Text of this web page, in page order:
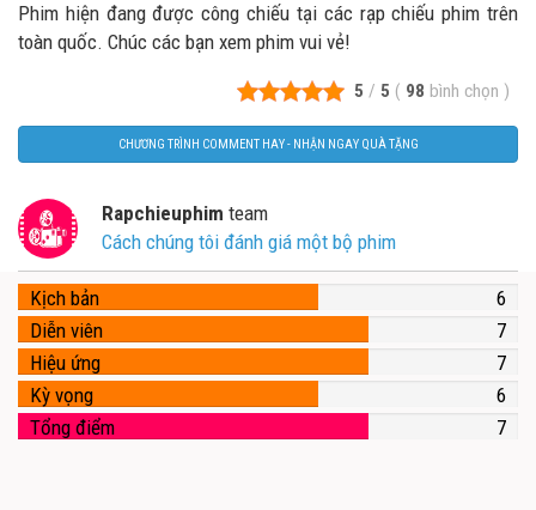
Phim hiện đang được công chiếu tại các rạp chiếu phim trên
toàn quốc. Chúc các bạn xem phim vui vẻ!
5 / 5 ( 98 bình chọn )
CHƯƠNG TRÌNH COMMENT HAY - NHẬN NGAY QUÀ TẶNG
Rapchieuphim team
Cách chúng tôi đánh giá một bộ phim
Kịch bản
6
Diễn viên
7
Hiệu ứng
7
Kỳ vọng
6
Tổng điểm
7